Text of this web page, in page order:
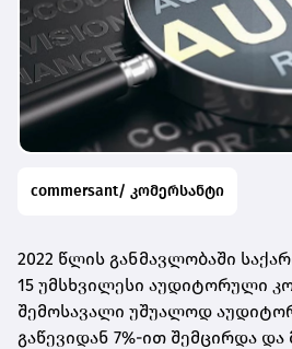
commersant/ კომერსანტი
2022 წლის განმავლობაში
15 უმსხვილესი აუდიტორული
შემოსავალი უშუალოდ
გაწევიდან 7%-ით შემცირდა და